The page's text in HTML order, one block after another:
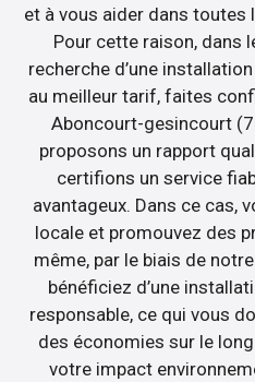
et à vous aider dans toutes
Pour cette raison, dans
recherche d’une
au meilleur tarif, faites
Aboncourt-gesincourt
proposons un rapport
certifions un service
avantageux. Dans ce cas,
locale et promouvez des
même, par le biais de
bénéficiez d’une
responsable, ce qui vous
des économies sur le
votre impact